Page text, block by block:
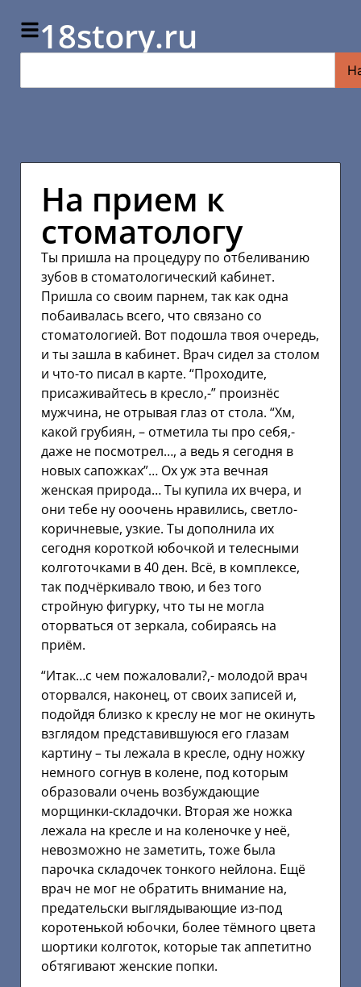
18story.ru
На прием к
стоматологу
Ты пришла на процедуру по отбеливанию
зубов в стоматологический кабинет.
Пришла со своим парнем, так как одна
побаивалась всего, что связано со
стоматологией. Вот подошла твоя очередь,
и ты зашла в кабинет. Врач сидел за столом
и что-то писал в карте. “Проходите,
присаживайтесь в кресло,-” произнёс
мужчина, не отрывая глаз от стола. “Хм,
какой грубиян, – отметила ты про себя,-
даже не посмотрел…, а ведь я сегодня в
новых сапожках”… Ох уж эта вечная
женская природа… Ты купила их вчера, и
они тебе ну ооочень нравились, светло-
коричневые, узкие. Ты дополнила их
сегодня короткой юбочкой и телесными
колготочками в 40 ден. Всё, в комплексе,
так подчёркивало твою, и без того
стройную фигурку, что ты не могла
оторваться от зеркала, собираясь на
приём.
“Итак…с чем пожаловали?,- молодой врач
оторвался, наконец, от своих записей и,
подойдя близко к креслу не мог не окинуть
взглядом представившуюся его глазам
картину – ты лежала в кресле, одну ножку
немного согнув в колене, под которым
образовали очень возбуждающие
морщинки-складочки. Вторая же ножка
лежала на кресле и на коленочке у неё,
невозможно не заметить, тоже была
парочка складочек тонкого нейлона. Ещё
врач не мог не обратить внимание на,
предательски выглядывающие из-под
коротенькой юбочки, более тёмного цвета
шортики колготок, которые так аппетитно
обтягивают женские попки.